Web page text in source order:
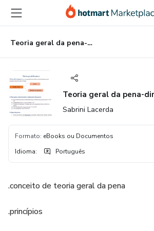
para
conteúdo
principal
para
pagamento
para
rodapé
Teoria geral da pena-direito penal
Teoria geral da pena-
Sabrini Lacerda
Formato: eBooks ou Documentos
Idioma: Português
.conceito de teoria geral da pena
.princípios